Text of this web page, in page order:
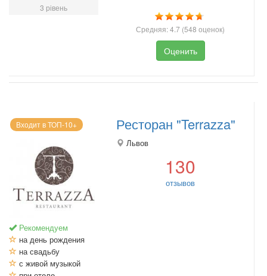
3 рівень
Средняя:4.7 (548 оценок)
Оценить
Входит в ТОП-10+
Рекомендуем
на день рождения
на свадьбу
с живой музыкой
Ресторан "Terrazza"
Львов
130
отзывов